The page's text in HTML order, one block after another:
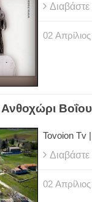
02 Απρίλιος
Tovoion Tv
02 Απρίλιος